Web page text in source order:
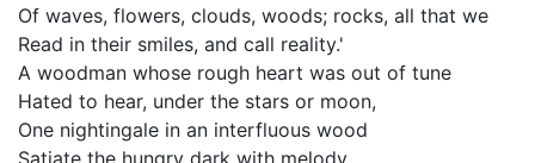
Of waves, flowers, clouds, woods; rocks, all that we
Read in their smiles, and call reality.'
A woodman whose rough heart was out of tune
Hated to hear, under the stars or moon,
One nightingale in an interfluous wood
Satiate the hungry dark with melody